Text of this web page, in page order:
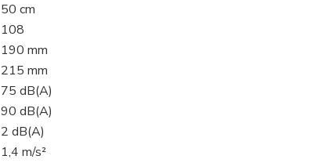
50 cm
108
190 mm
215 mm
75 dB(A)
90 dB(A)
2 dB(A)
1,4 m/s²